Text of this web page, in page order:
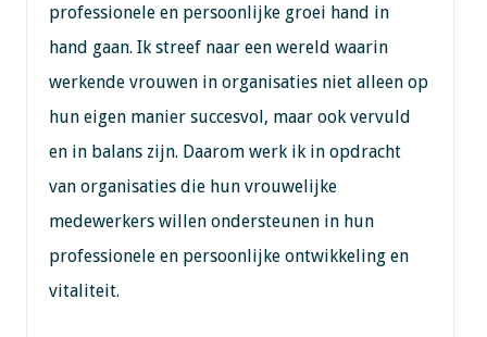
professionele en persoonlijke groei hand in
hand gaan. Ik streef naar een wereld waarin
werkende vrouwen in organisaties niet alleen op
hun eigen manier succesvol, maar ook vervuld
en in balans zijn. Daarom werk ik in opdracht
van organisaties die hun vrouwelijke
medewerkers willen ondersteunen in hun
professionele en persoonlijke ontwikkeling en
vitaliteit.